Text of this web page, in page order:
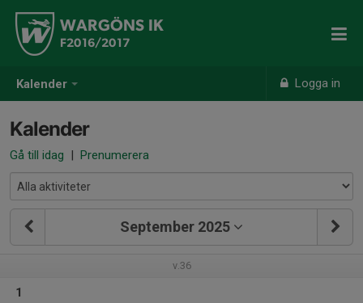
Kalender Logga in
WARGÖNS IK
F2016/2017
Kalender
Gå till idag | Prenumerera
September 2025
v.36
1